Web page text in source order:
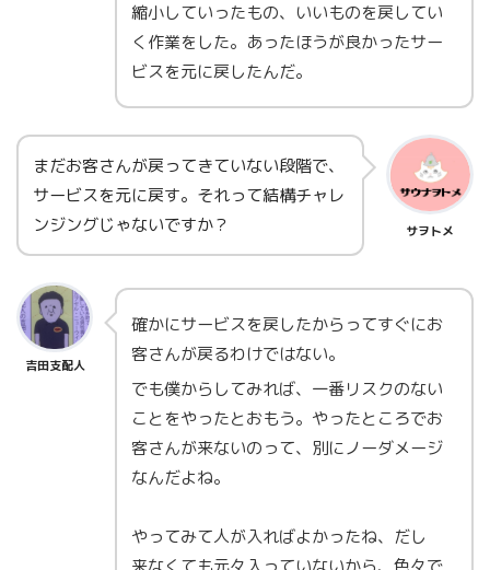
縮小していったもの、いいものを戻してい
く作業をした。あったほうが良かったサー
ビスを元に戻したんだ。
まだお客さんが戻ってきていない段階で、
サービスを元に戻す。それって結構チャレ
ンジングじゃないですか？
サヲトメ
吉田支配人
確かにサービスを戻したからってすぐにお
客さんが戻るわけではない。
でも僕からしてみれば、一番リスクのない
ことをやったとおもう。やったところでお
客さんが来ないのって、別にノーダメージ
なんだよね。
やってみて人が入ればよかったね、だし